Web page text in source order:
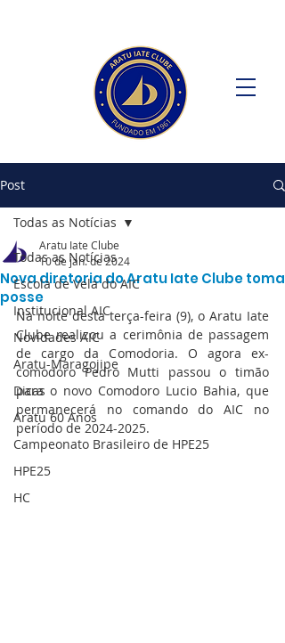
Post
Todas as Notícias
Escola de Vela do AIC
Institucional AIC
Novidades AIC
Aratu-Maragojipe
Dicas
Aratu 60 Anos
Campeonato Brasileiro de HPE25
HPE25
HC
Todas as Notícias
Nova diretoria do Aratu Iate Clube toma
posse
Aratu Iate Clube
10 de jan. de 2024
Na noite desta terça-feira (9), o Aratu Iate
Clube realizou a cerimônia de passagem
de cargo da Comodoria. O agora ex-
comodoro Pedro Mutti passou o timão
para o novo Comodoro Lucio Bahia, que
permanecerá no comando do AIC no
período de 2024-2025.